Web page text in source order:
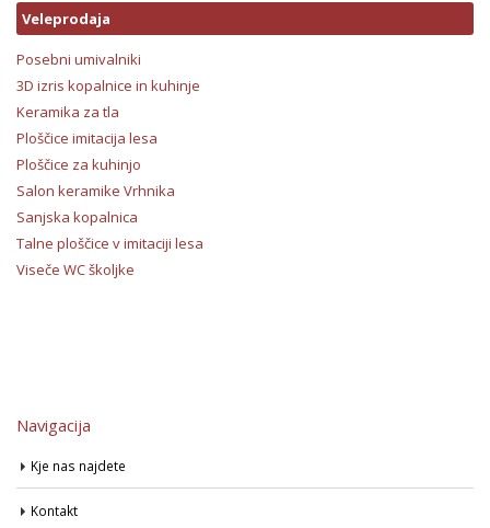
Veleprodaja
Posebni umivalniki
3D izris kopalnice in kuhinje
Keramika za tla
Ploščice imitacija lesa
Ploščice za kuhinjo
Salon keramike Vrhnika
Sanjska kopalnica
Talne ploščice v imitaciji lesa
Viseče WC školjke
Navigacija
Kje nas najdete
Kontakt